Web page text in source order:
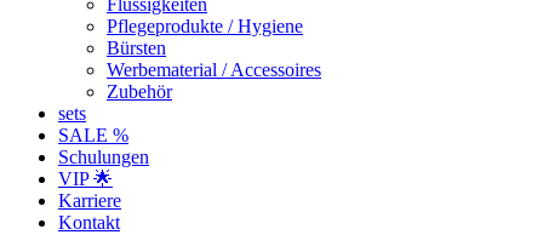
Flüssigkeiten
Pflegeprodukte / Hygiene
Bürsten
Werbematerial / Accessoires
Zubehör
sets
SALE %
Schulungen
VIP 🌟
Karriere
Kontakt